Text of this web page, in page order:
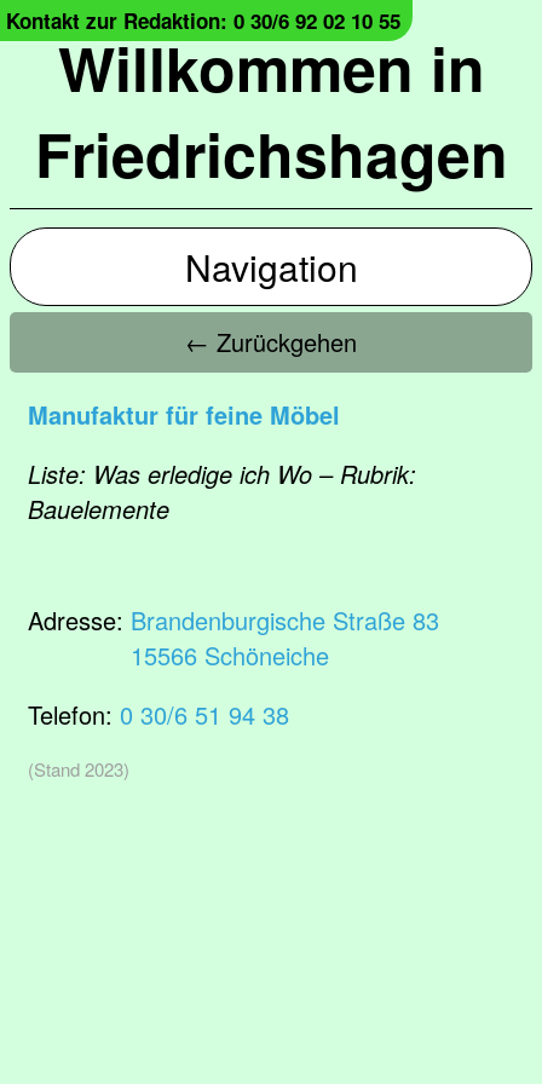
Willkommen in
Friedrichshagen
Kontakt zur Redaktion: 0 30/6 92 02 10 55
Navigation
← Zurückgehen
Manufaktur für feine Möbel
Liste: Was erledige ich Wo – Rubrik:
Bauelemente
Adresse: Brandenburgische Straße 83
15566 Schöneiche
Telefon: 0 30/6 51 94 38
(Stand 2023)